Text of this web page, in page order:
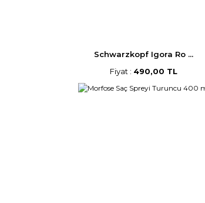
Schwarzkopf Igora Ro ...
Fiyat : 490,00 TL